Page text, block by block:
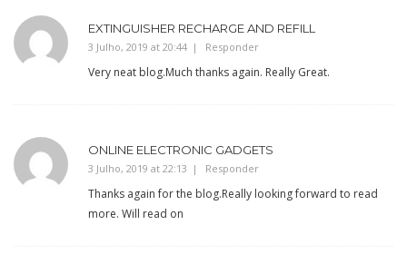
EXTINGUISHER RECHARGE AND REFILL
3 Julho, 2019 at 20:44 Responder
Very neat blog.Much thanks again. Really Great.
ONLINE ELECTRONIC GADGETS
3 Julho, 2019 at 22:13 Responder
Thanks again for the blog.Really looking forward to read
more. Will read on